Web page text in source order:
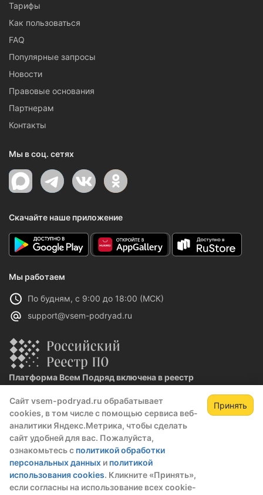
Сайт vsem-podryad.ru обрабатывает
cookies, в том числе с помощью сервиса веб-
аналитики Яндекс.Метрика, чтобы сделать
сайт удобней для вас. Пожалуйста,
ознакомьтесь с политикой обработки
персональных данных и политикой
использования cookies. Кликните «Принять»,
если согласны на использование всех cookie-
Принять
Тарифы
Как пользоваться
FAQ
Популярные запросы
Новости
Правовые основания
Партнерам
Контакты
Мы в соц. сетях
Скачайте наше приложение
Мы работаем
По будням, с 9:00 до 18:00 (МСК)
support@vsem-podryad.ru
Платформа Всем Подряд включена в реестр
Реестровая запись №32021 от 06.02.2026
Политика конфиденциальности
О компании